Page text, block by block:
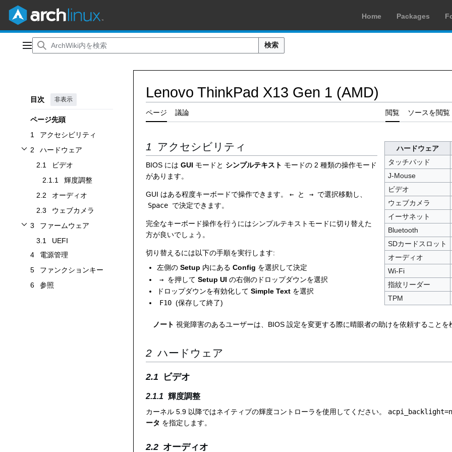
Home Packages
メインメニュー 検索
目次 非表示
ページ先頭
1
アクセシビリティ
2
ハードウェア
ハードウェアサブセクションを切り替えます
2.1
ビデオ
2.1.1
輝度調整
2.2
オーディオ
2.3
ウェブカメラ
3
ファームウェア
ファームウェアサブセクションを切り替えます
3.1
UEFI
4
電源管理
5
ファンクションキー
6
参照
Lenovo ThinkPad X13 Gen 1 (AMD)
ページ 議論 閲覧 ソースを閲覧
ハードウェア
タッチパッド
J-Mouse
ビデオ
ウェブカメラ
イーサネット
Bluetooth
SDカードスロット
オーディオ
Wi-Fi
指紋リーダー
TPM
アクセシビリティ
BIOS には GUI モードと シンプルテキスト モードの 2 種類の操作モード
があります。
GUI はある程度キーボードで操作できます。 ← と → で選択移動し、
Space で決定できます。
完全なキーボード操作を行うにはシンプルテキストモードに切り替えた
方が良いでしょう。
切り替えるには以下の手順を実行します:
左側のSetup 内にあるConfig を選択して決定
→ を押して Setup UI の右側のドロップダウンを選択
ドロップダウンを有効化してSimple Text を選択
F10 (保存して終了)
ノート 視覚障害のあるユーザーは、BIOS 設定を変更する際に晴眼者の助けを依頼することを
ハードウェア
ビデオ
輝度調整
カーネル 5.9 以降ではネイティブの輝度コントローラを使用してください。
ータ を指定します。
オーディオ